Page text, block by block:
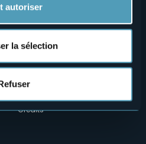
autoriser
la sélection
Hébergements
Mice
Wedding
Media Room
Archives « Laghi e Monti Today »
Credits